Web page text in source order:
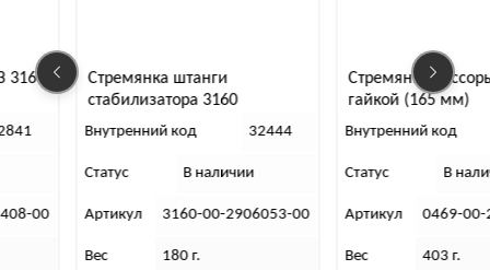
3160
00
Стремянка штанги
стабилизатора 3160
Внутренний код 32444
Статус В наличии
Артикул 3160-00-2906053-00
Вес 180 г.
Стремянка
гайкой (165 мм)
Внутренний код
Статус В
Артикул 0469-00-
Вес 403 г.